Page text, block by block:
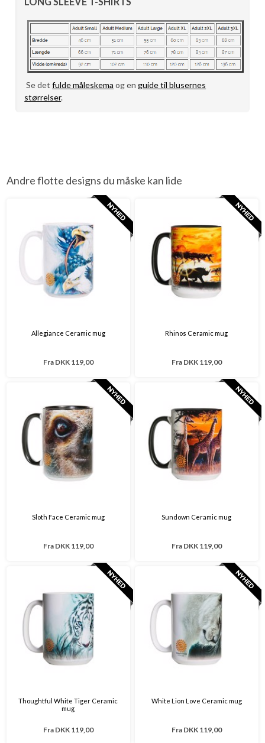
Se detfulde måleskema og enguide til blusernes
størrelser.
Andre flotte designs du måske kan lide
Allegiance Ceramic mug
Fra DKK 119,00
Rhinos Ceramic mug
Fra DKK 119,00
Sloth Face Ceramic mug
Fra DKK 119,00
Sundown Ceramic mug
Fra DKK 119,00
Thoughtful White Tiger Ceramic
mug
Fra DKK 119,00
White Lion Love Ceramic mug
Fra DKK 119,00